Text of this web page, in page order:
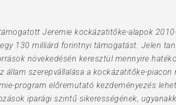
Jeremie kockázatitőke-alapok
130 milliárd forintnyi támogatást. Jelen
növekedésén keresztül mennyire
állam szerepvállalása a kockázatitőke-
program előremutató kezdeményezés
iparági szintű sikerességének,